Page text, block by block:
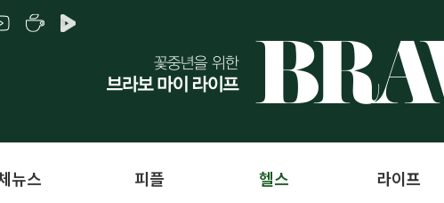
뉴스 피플 헬스 라이프